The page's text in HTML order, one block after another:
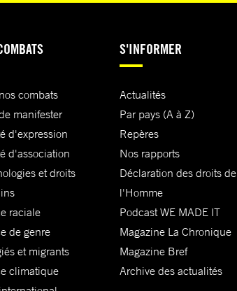
combats
manifester
d'expression
d'association
et droits
raciale
de genre
et migrants
climatique
S'INFORMER
Actualités
Par pays (A à Z)
Repères
Nos rapports
Déclaration des droits de
l'Homme
Podcast WE MADE IT
Magazine La Chronique
Magazine Bref
Archive des actualités